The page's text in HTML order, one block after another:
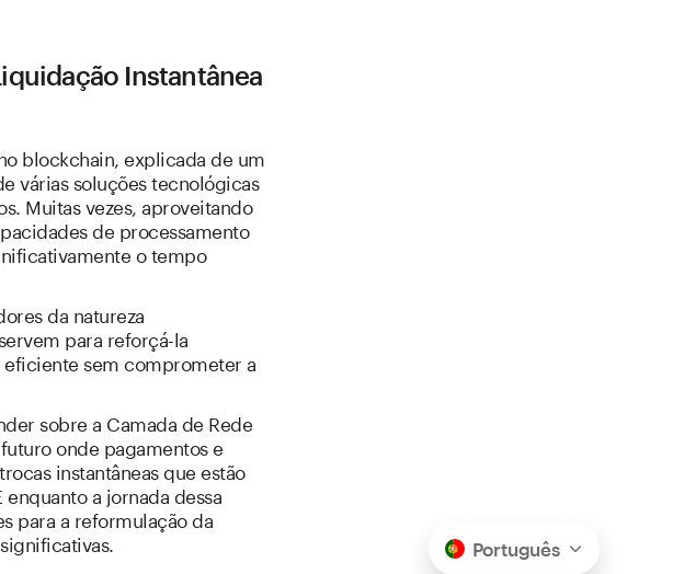
Instantânea
blockchain, explicada de um
várias soluções tecnológicas
Muitas vezes, aproveitando
de processamento
o tempo
da natureza
para reforçá-la
sem comprometer a
sobre a Camada de Rede
onde pagamentos e
instantâneas que estão
a jornada dessa
para a reformulação da
Português